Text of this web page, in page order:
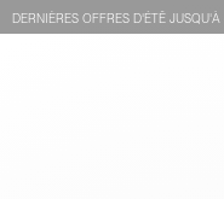
DERNIÈRES OFFRES D'ÉTÊ